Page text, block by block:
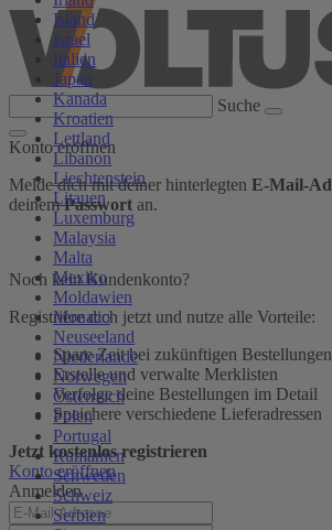
Island
Israel
Italien
Japan
Kanada
Kroatien
Lettland
Libanon
Liechtenstein
Litauen
Luxemburg
Malaysia
Malta
Mexiko
Moldawien
Monaco
Neuseeland
Niederlande
Norwegen
Österreich
Polen
Portugal
Rumänien
Schweden
Schweiz
Serbien
Suche
Konto eröffnen
Melde dich mit deiner hinterlegten E-Mail-
deinemPasswort an.
Noch kein Kundenkonto?
Registriere dich jetzt und nutze alle Vorteile:
Spare Zeit bei zukünftigen Bestellungen
Erstelle und verwalte Merklisten
Verfolge deine Bestellungen im Detail
Speichere verschiedene Lieferadressen
Jetzt kostenlos registrieren
Konto eröffnen
Anmelden